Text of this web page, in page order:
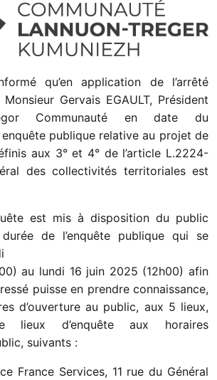
qu’en application de l’arrêté
Gervais EGAULT, Président
Communauté en date du
publique relative au projet de
aux 3° et 4° de l’article L.2224-
des collectivités territoriales est
est mis à disposition du public
de l’enquête publique qui se
au lundi 16 juin 2025 (12h00) afin
puisse en prendre connaissance,
d’ouverture au public, aux 5 lieux,
lieux d’enquête aux horaires
suivants :
France Services, 11 rue du Général